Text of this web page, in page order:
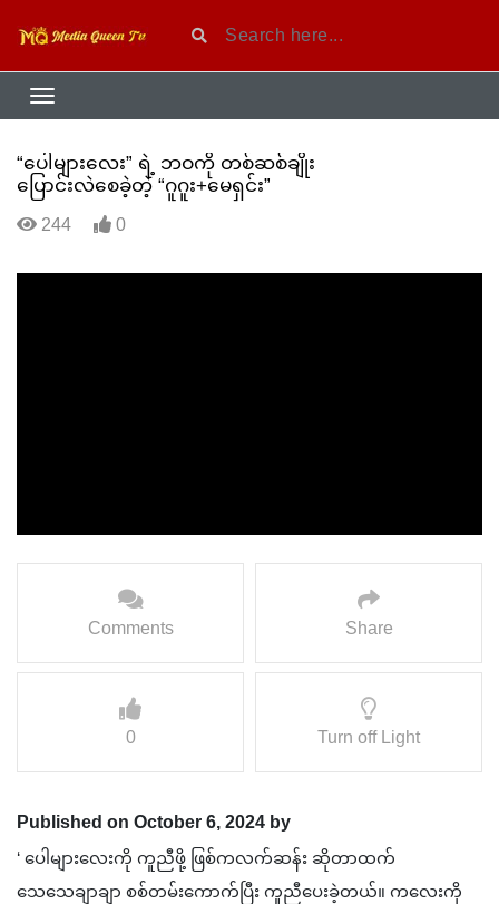
“ပေါများလေး” ရဲ့ ဘဝကို တစ်ဆစ်ချိုး
ပြောင်းလဲစေခဲ့တဲ့ “ဂူဂူး+မေရှင်း”
244 0
Comments Share
0 Turn off Light
Published on October 6, 2024 by
‘ ပေါများလေးကို ကူညီဖို့ ဖြစ်ကလက်ဆန်း ဆိုတာထက်
သေသေချာချာ စစ်တမ်းကောက်ပြီး ကူညီပေးခဲ့တယ်။ ကလေးကို